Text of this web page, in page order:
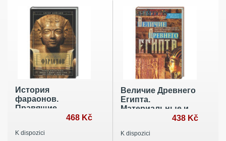
История
фараонов.
Правящие
династии раннего,
Среднего царств
468 Kč
K dispozici
Величие Древнего
Египта.
Материальные и
могущественного
438 Kč
K dispozici